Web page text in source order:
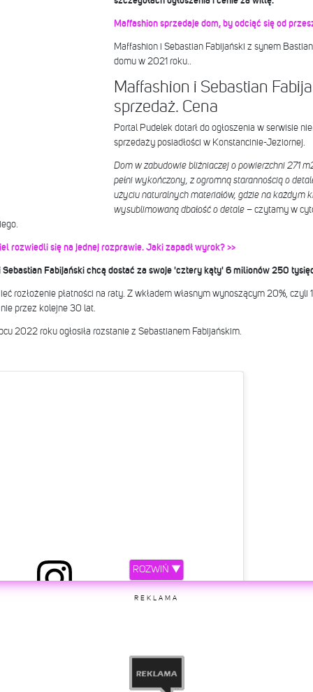
Maffashion sprzedaje dom, by odciąć się od
Maffashion i Sebastian Fabijański z synem
domu w 2021 roku..
Maffashion i Sebastian
sprzedaż. Cena
Portal Pudelek dotarł do ogłoszenia w serwisie
sprzedaży posiadłości w Konstancinie-Jeziornej.
Dom w zabudowie bliźniaczej o powierzchni 271
pełni wykończony, z ogromną starannością o
użyciu naturalnych materiałów, gdzie na każdym
wysublimowaną dbałość o detale– czytamy w
rozwiedli się na jednej rozprawie. Jaki zapadł wyrok? >>
Fabijański chcą dostać za swoje 'cztery kąty' 6 milionów 250
rozłożenie płatności na raty. Z wkładem własnym wynoszącym 20%,
przez kolejne 30 lat.
2022 roku ogłosiła rozstanie z Sebastianem Fabijańskim.
ROZWIŃ ▼
REKLAMA